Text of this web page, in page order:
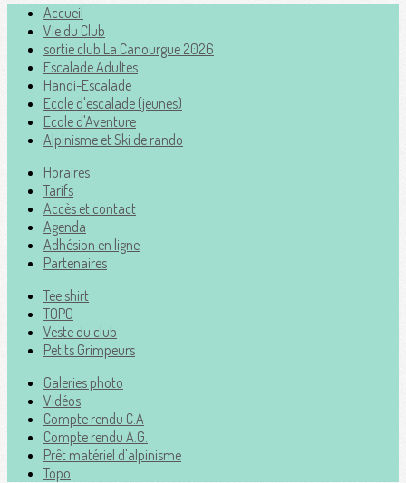
Accueil
Vie du Club
sortie club La Canourgue 2026
Escalade Adultes
Handi-Escalade
Ecole d'escalade (jeunes)
Ecole d'Aventure
Alpinisme et Ski de rando
Horaires
Tarifs
Accès et contact
Agenda
Adhésion en ligne
Partenaires
Tee shirt
TOPO
Veste du club
Petits Grimpeurs
Galeries photo
Vidéos
Compte rendu C.A
Compte rendu A.G.
Prêt matériel d'alpinisme
Topo